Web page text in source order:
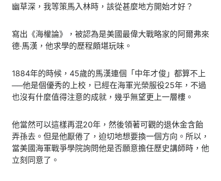
幽草深，我等策馬入林時，該從甚麼地方開始才好？
寫出《海權論》，被認為是美國最偉大戰略家的阿爾弗來
德‧馬漢，他求學的歷程頗堪玩味。
1884年的時候，45歲的馬漢連個「中年才俊」都算不上
──他是個優秀的上校，已經在海軍光榮服役25年，不過
也沒有什麼值得注意的成就，幾乎無望更上一層樓。
他當然可以這樣再混20年，然後領著可觀的退休金含飴
弄孫去。但是他厭倦了，迫切地想要換一個方向。所以，
當美國海軍戰爭學院詢問他是否願意擔任歷史講師時，他
立刻同意了。